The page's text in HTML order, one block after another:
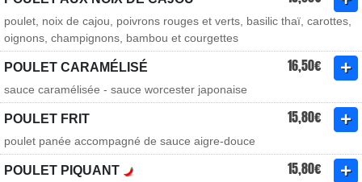
poulet, noix de cajou, poivrons rouges et verts, basilic thaï, carottes,
oignons, champignons, bambou et courgettes
POULET CARAMÉLISÉ 16,50€
sauce caramélisée - sauce worcester japonaise
POULET FRIT 15,80€
poulet panée accompagné de sauce aigre-douce
POULET PIQUANT 15,80€